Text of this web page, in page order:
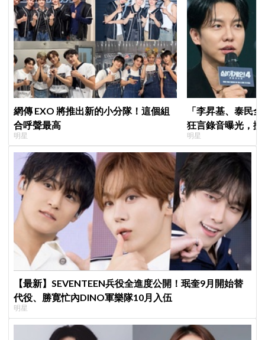
網傳 EXO 將推出新的小分隊！這個組
合呼聲最高
明星
「李昇基、泰民
狂言錄音曝光，
證金、糾紛再升級
明星
【最新】SEVENTEEN兵役全進度公開！珉奎9月開始替
代役、勝寛忙內DINO軍樂隊10月入伍
明星